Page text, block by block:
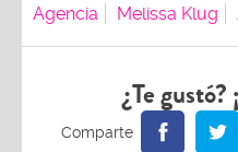
Agencia Melissa Klug
¿Te